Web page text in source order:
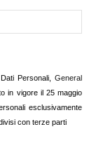
Personali, General
in vigore il 25 maggio
esclusivamente
con terze parti